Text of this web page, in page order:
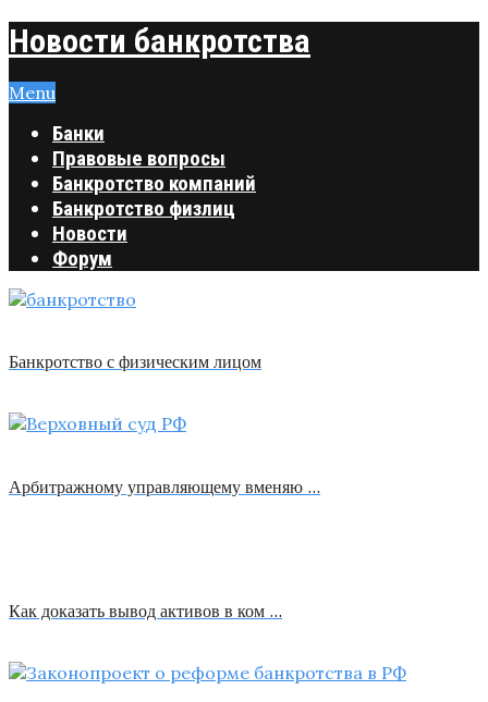
Новости банкротства
Menu
Банки
Правовые вопросы
Банкротство компаний
Банкротство физлиц
Новости
Форум
Банкротство с физическим лицом
Арбитражному управляющему вменяю …
Как доказать вывод активов в ком …